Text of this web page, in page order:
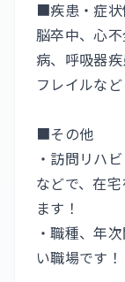
■疾患・症状
脳卒中、心
病、呼吸器
フレイルなど
■その他
・訪問リハ
などで、在
ます！
・職種、年
い職場です！